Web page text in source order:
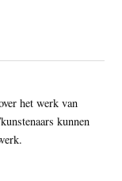
het werk van
kunnen